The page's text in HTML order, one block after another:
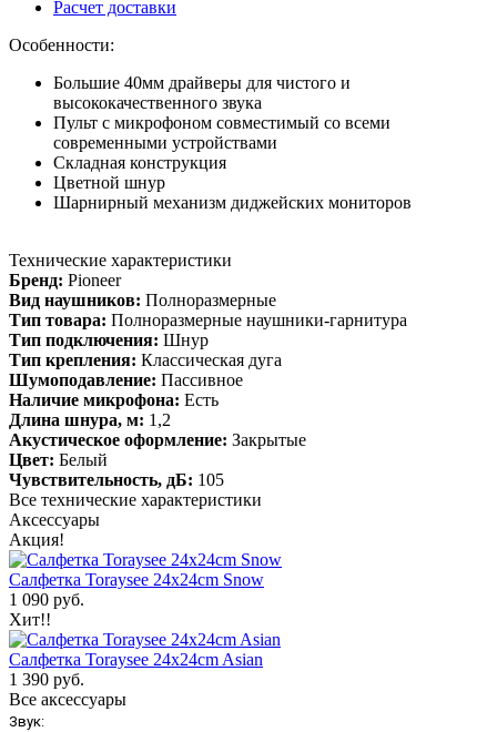
Расчет доставки
Особенности:
Большие 40мм драйверы для чистого и
высококачественного звука
Пульт с микрофоном совместимый со всеми
современными устройствами
Складная конструкция
Цветной шнур
Шарнирный механизм диджейских мониторов
Технические характеристики
Бренд: Pioneer
Вид наушников: Полноразмерные
Тип товара: Полноразмерные наушники-гарнитура
Тип подключения: Шнур
Тип крепления: Классическая дуга
Шумоподавление: Пассивное
Наличие микрофона: Есть
Длина шнура, м: 1,2
Акустическое оформление: Закрытые
Цвет: Белый
Чувствительность, дБ: 105
Все технические характеристики
Аксессуары
Акция!
Салфетка Toraysee 24x24cm Snow
1 090 руб.
Хит!!
Салфетка Toraysee 24x24cm Asian
1 390 руб.
Все аксессуары
Звук: